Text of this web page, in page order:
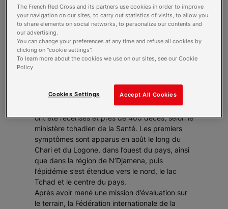
l’approche de la saison des pluies. Pour
répondre à cette crise majeure, la Croix-
Rouge française mobilise une équipe
d’urgentistes ce lundi 12 septembre.
Le choléra est certes récurrent au Tchad, mais
flambée épidémique depuis 1971. Le bilan, déjà
lourd, pourrait encore s’aggraver avec l’arrivée
de la saison des pluies. A ce jour, 11 000 cas
ont été recensés et près de 400 décès, selon le
ministère tchadien de la Santé. Les premiers
symptômes sont apparus en août le long du
Chari et du Logone, dans l’ouest du pays, ainsi
que dans la région de N’Djamena, puis
l’épidémie s’est étendue vers le nord, le lac
Tchad et le centre du pays.
Après avoir mené une mission d’évaluation sur
le terrain, la Fédération internationale de la
The French Red Cross and its partners use cookies in order to improve
your navigation on our sites, to carry out statistics of visits, to allow you
to share elements on social networks, to personalize our contents and
our advertising.
You can change your preferences at any time and refuse all cookies by
clicking on "cookie settings".
To learn more about the cookies we use on our sites, see our Cookie
Policy
Accept All Cookies
Cookies Settings